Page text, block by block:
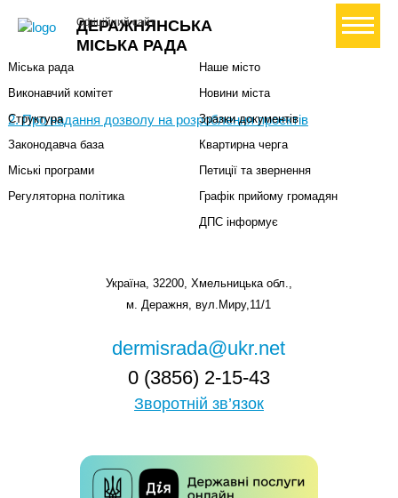
ДЕРАЖНЯНСЬКА
МІСЬКА РАДА
Офіційний сайт+ Створити петицію
2. Про надання дозволу на розроблення проектів
Міський голова
Міська рада
Виконавчий комітет
Структура
Законодавча база
Міські програми
Регуляторна політика
Наше місто
Новини міста
Зразки документів
Квартирна черга
Петиції та звернення
Графік прийому громадян
ДПС інформує
Україна, 32200, Хмельницька обл.,
м. Деражня, вул.Миру,11/1
dermisrada@ukr.net
0 (3856) 2-15-43
Зворотній зв’язок